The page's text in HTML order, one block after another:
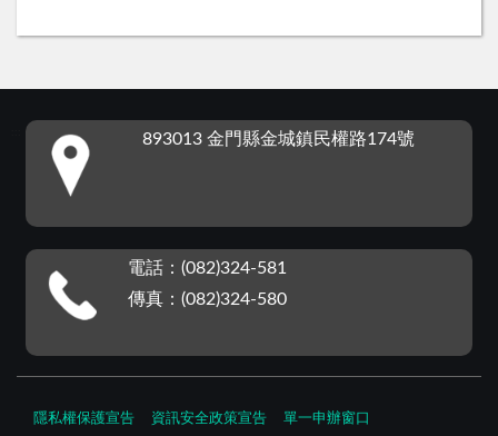
893013 金門縣金城鎮民權路174號
電話：(082)324-581
傳真：(082)324-580
隱私權保護宣告 資訊安全政策宣告 單一申辦窗口